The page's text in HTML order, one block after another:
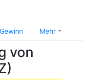
Gewinn Mehr
von